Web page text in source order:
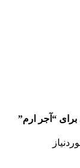
برای “آجر ارم”